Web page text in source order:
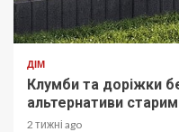
ДІМ
Клумби та доріжки
альтернативи
2 тижні ago